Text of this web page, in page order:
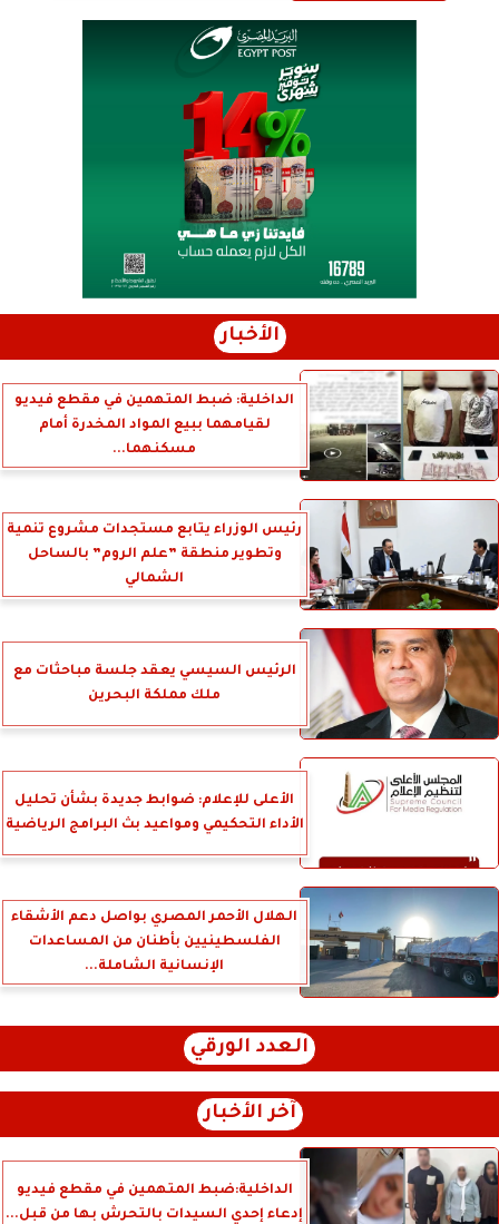
الأخبار
الداخلية: ضبط المتهمين في مقطع فيديو
لقيامهما ببيع المواد المخدرة أمام
مسكنهما...
رئيس الوزراء يتابع مستجدات مشروع تنمية
وتطوير منطقة ”علم الروم” بالساحل
الشمالي
الرئيس السيسي يعقد جلسة مباحثات مع
ملك مملكة البحرين
الأعلى للإعلام: ضوابط جديدة بشأن تحليل
الأداء التحكيمي ومواعيد بث البرامج الرياضية
الهلال الأحمر المصري بواصل دعم الأشقاء
الفلسطينيين بأطنان من المساعدات
الإنسانية الشاملة...
العدد الورقي
آخر الأخبار
الداخلية:ضبط المتهمين في مقطع فيديو
إدعاء إحدي السيدات بالتحرش بها من قبل...